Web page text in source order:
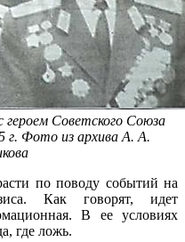
Советского Союза
г. Фото из архива А. А.
по поводу событий на
Как говорят, идет
В ее условиях
где ложь.